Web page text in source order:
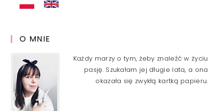
O MNIE
Każdy marzy o tym, żeby znaleźć w życiu
pasję. Szukałam jej długie lata, a ona
okazała się zwykłą kartką papieru.